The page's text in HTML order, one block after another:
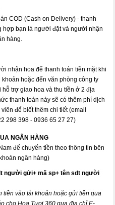
COD (Cash on Delivery) - thanh
hợp bạn là người đặt và người nhận
hàng.
nhận hoa để thanh toán tiền mặt khi
hoặc đến văn phòng công ty
trợ giao hoa và thu tiền ở 2 địa
thanh toán này sẽ có thêm phí dịch
để biết thêm chi tiết (email
298 398 - 0936 65 27 27)
NGÂN HÀNG
để chuyển tiền theo thông tin bên
ngân hàng)
người gửi+ mã sp+ tên sdt người
tiền vào tài khoản hoặc gửi tiền qua
cho Hoa Tươi 360 qua địa chỉ E-